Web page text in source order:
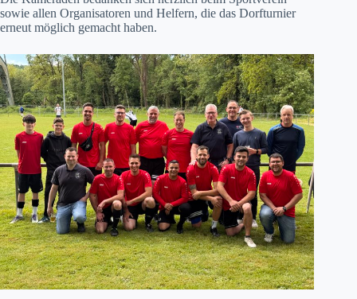
sowie allen Organisatoren und Helfern, die das Dorfturnier
erneut möglich gemacht haben.